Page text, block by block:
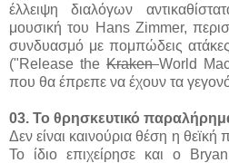
έλλειψη διαλόγων
μουσική του Hans Zimmer,
συνδυασμό με πομπώδεις
("Release the KrakenWorld
που θα έπρεπε να έχουν τα
03. Το θρησκευτικό
Δεν είναι καινούρια θέση η
Το ίδιο επιχείρησε και ο